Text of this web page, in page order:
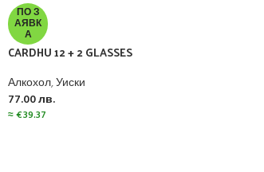
ПО З
АЯВК
А
CARDHU 12 + 2 GLASSES
Алкохол,Уиски
77.00лв.
≈€39.37